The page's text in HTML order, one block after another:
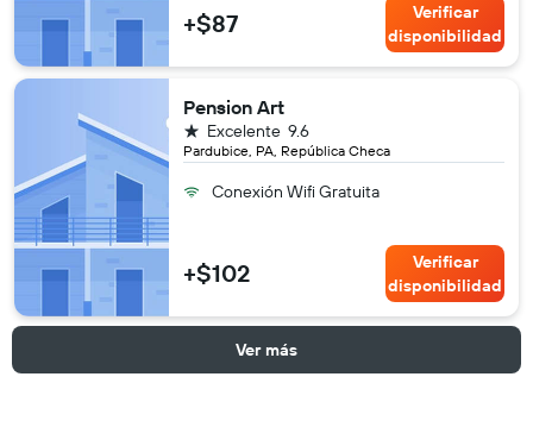
+$87
Verificar
disponibilidad
Pension Art
Pardubice, PA, República Checa
9.6
Excelente
1 estrella
Conexión Wifi Gratuita
+$102
Verificar
disponibilidad
Ver más